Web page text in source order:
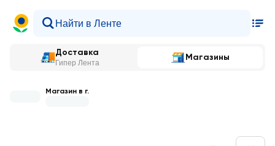
Доставка
Гипер Лента
Магазины
Магазин в г.